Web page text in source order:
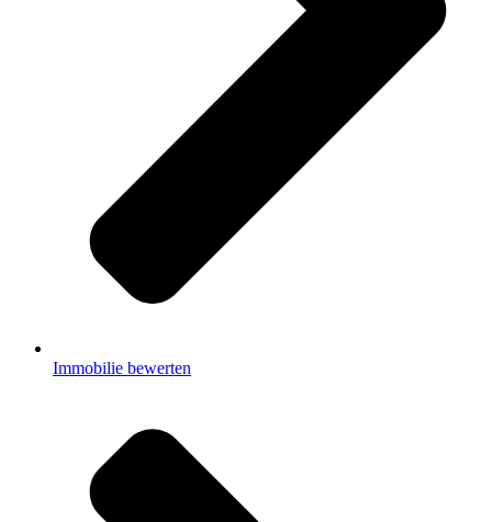
Immobilie bewerten